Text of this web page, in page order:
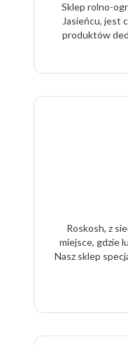
Sklep rolno-
Jasieńcu, jest
produktów
Roskosh, z
miejsce, gdzie
Nasz sklep